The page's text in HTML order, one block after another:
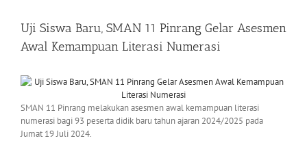
Uji Siswa Baru, SMAN 11 Pinrang Gelar Asesmen
Awal Kemampuan Literasi Numerasi
SMAN 11 Pinrang melakukan asesmen awal kemampuan literasi
numerasi bagi 93 peserta didik baru tahun ajaran 2024/2025 pada
Jumat 19 Juli 2024.